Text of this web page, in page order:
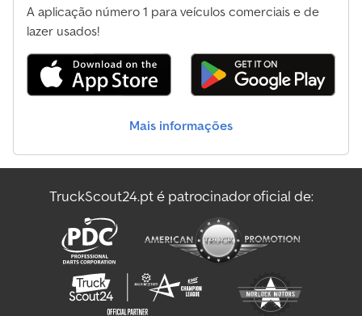
A aplicação número 1 para veículos comerciais e de
lazer usados!
Mais informações
TruckScout24.pt é patrocinador oficial de: